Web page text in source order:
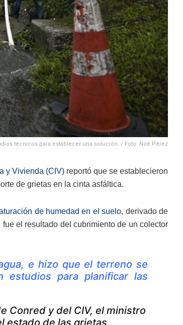
técnicos para establecer una solución. / Foto: Noé Pérez
y Vivienda (CIV)reportó que se establecieron
de grietas en la cinta asfáltica.
de humedad en el suelo, derivado de
el resultado del cubrimiento de un colector
e hizo que el terreno se
estudios para planificar las
Conred y del CIV, el ministro
estado de las grietas